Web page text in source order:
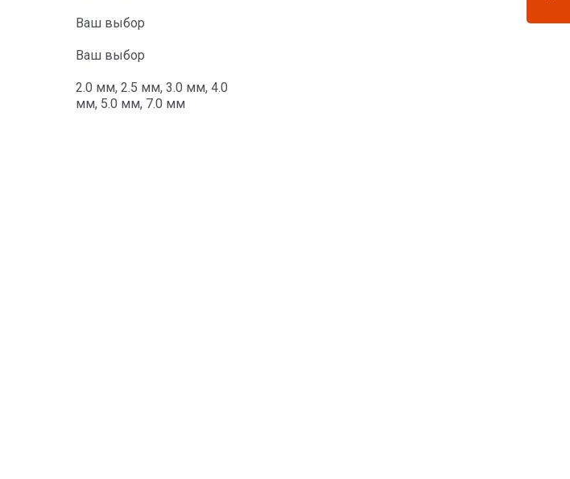
Ваш выбор
Ваш выбор
2.0 мм, 2.5 мм, 3.0 мм, 4.0
мм, 5.0 мм, 7.0 мм